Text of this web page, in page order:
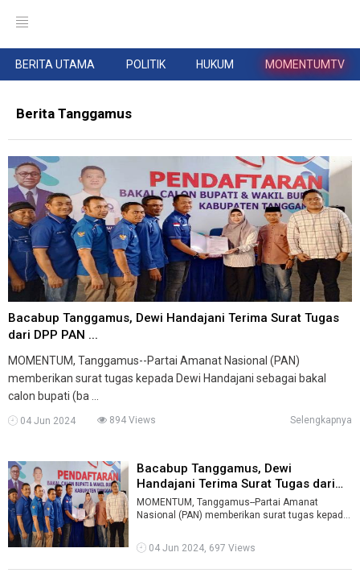
BERITA UTAMA POLITIK HUKUM MOMENTUMTV
Berita Tanggamus
Bacabup Tanggamus, Dewi Handajani Terima Surat Tugas
dari DPP PAN ...
MOMENTUM, Tanggamus--Partai Amanat Nasional (PAN)
memberikan surat tugas kepada Dewi Handajani sebagai bakal
calon bupati (ba ...
04 Jun 2024 894 Views Selengkapnya
Bacabup Tanggamus, Dewi
Handajani Terima Surat Tugas dari
DPP PAN ...
MOMENTUM, Tanggamus--Partai Amanat
Nasional (PAN) memberikan surat tugas kepada
04 Jun 2024, 697 Views